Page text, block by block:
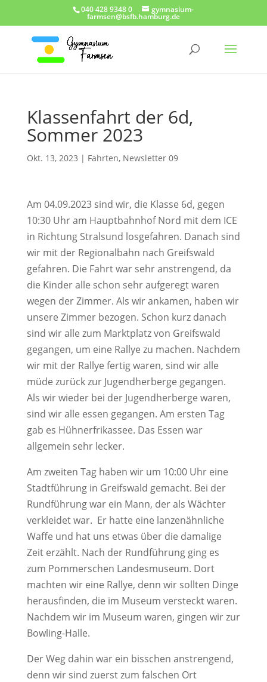
040 428 9348 0 gymnasium-
farmsen@bsfb.hamburg.de
Klassenfahrt der 6d,
Sommer 2023
Okt. 13, 2023 | Fahrten, Newsletter 09
Am 04.09.2023 sind wir, die Klasse 6d, gegen
10:30 Uhr am Hauptbahnhof Nord mit dem ICE
in Richtung Stralsund losgefahren. Danach sind
wir mit der Regionalbahn nach Greifswald
gefahren. Die Fahrt war sehr anstrengend, da
die Kinder alle schon sehr aufgeregt waren
wegen der Zimmer. Als wir ankamen, haben wir
unsere Zimmer bezogen. Schon kurz danach
sind wir alle zum Marktplatz von Greifswald
gegangen, um eine Rallye zu machen. Nachdem
wir mit der Rallye fertig waren, sind wir alle
müde zurück zur Jugendherberge gegangen.
Als wir wieder bei der Jugendherberge waren,
sind wir alle essen gegangen. Am ersten Tag
gab es Hühnerfrikassee. Das Essen war
allgemein sehr lecker.
Am zweiten Tag haben wir um 10:00 Uhr eine
Stadtführung in Greifswald gemacht. Bei der
Rundführung war ein Mann, der als Wächter
verkleidet war. Er hatte eine lanzenähnliche
Waffe und hat uns etwas über die damalige
Zeit erzählt. Nach der Rundführung ging es
zum Pommerschen Landesmuseum. Dort
machten wir eine Rallye, denn wir sollten Dinge
herausfinden, die im Museum versteckt waren.
Nachdem wir im Museum waren, gingen wir zur
Bowling-Halle.
Der Weg dahin war ein bisschen anstrengend,
denn wir sind zuerst zum falschen Ort